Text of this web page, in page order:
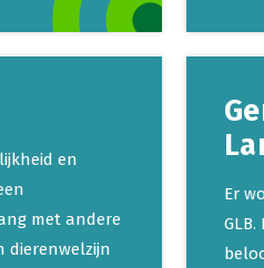
en
met andere
dierenwelzijn
Er